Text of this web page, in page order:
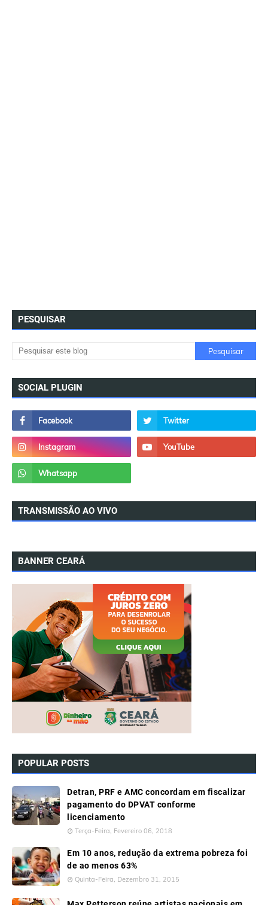
PESQUISAR
SOCIAL PLUGIN
TRANSMISSÃO AO VIVO
BANNER CEARÁ
POPULAR POSTS
Detran, PRF e AMC concordam em fiscalizar
pagamento do DPVAT conforme
licenciamento
Terça-Feira, Fevereiro 06, 2018
Em 10 anos, redução da extrema pobreza foi
de ao menos 63%
Quinta-Feira, Dezembro 31, 2015